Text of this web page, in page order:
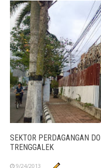
SEKTOR PERDAGANGAN
TRENGGALEK
9/24/2013